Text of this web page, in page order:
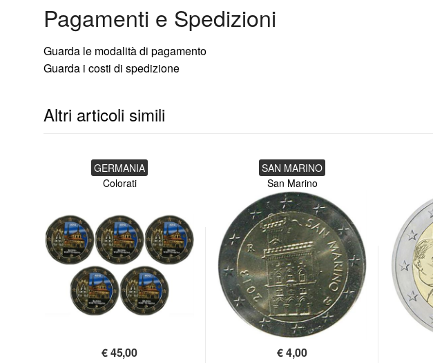
Pagamenti e Spedizioni
Guarda le modalità di pagamento
Guarda i costi di spedizione
Altri articoli simili
GERMANIA
Colorati
€45,00
SAN MARINO
San Marino
€4,00